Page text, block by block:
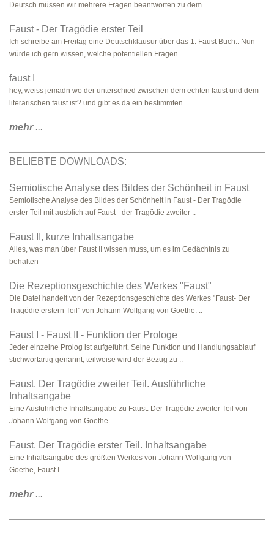
Deutsch müssen wir mehrere Fragen beantworten zu dem ..
Faust - Der Tragödie erster Teil
Ich schreibe am Freitag eine Deutschklausur über das 1. Faust Buch.. Nun
würde ich gern wissen, welche potentiellen Fragen ..
faust I
hey, weiss jemadn wo der unterschied zwischen dem echten faust und dem
literarischen faust ist? und gibt es da ein bestimmten ..
mehr...
BELIEBTE DOWNLOADS:
Semiotische Analyse des Bildes der Schönheit in Faust
Semiotische Analyse des Bildes der Schönheit in Faust - Der Tragödie
erster Teil mit ausblich auf Faust - der Tragödie zweiter ..
Faust II, kurze Inhaltsangabe
Alles, was man über Faust II wissen muss, um es im Gedächtnis zu
behalten
Die Rezeptionsgeschichte des Werkes "Faust"
Die Datei handelt von der Rezeptionsgeschichte des Werkes "Faust- Der
Tragödie erstern Teil" von Johann Wolfgang von Goethe. ..
Faust I - Faust II - Funktion der Prologe
Jeder einzelne Prolog ist aufgeführt. Seine Funktion und Handlungsablauf
stichwortartig genannt, teilweise wird der Bezug zu ..
Faust. Der Tragödie zweiter Teil. Ausführliche
Inhaltsangabe
Eine Ausführliche Inhaltsangabe zu Faust. Der Tragödie zweiter Teil von
Johann Wolfgang von Goethe.
Faust. Der Tragödie erster Teil. Inhaltsangabe
Eine Inhaltsangabe des größten Werkes von Johann Wolfgang von
Goethe, Faust I.
mehr...